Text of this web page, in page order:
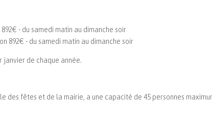
- du samedi matin au dimanche soir
892€ - du samedi matin au dimanche soir
janvier de chaque année.
des fêtes et de la mairie, a une capacité de 45 personnes